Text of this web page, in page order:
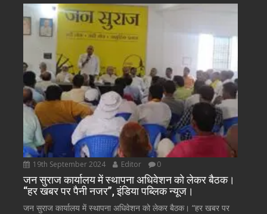
19th September 2024 Editor 0
जन सुराज कार्यालय में स्थापना अधिवेशन को लेकर बैठक।
“हर खबर पर पैनी नजर”, इंडिया पब्लिक न्यूज।
जन सुराज कार्यालय में स्थापना अधिवेशन को लेकर बैठक। “हर खबर पर